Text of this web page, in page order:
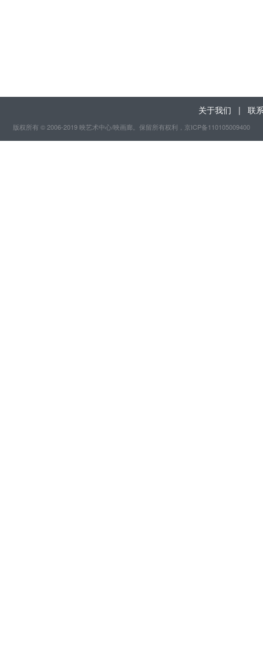
关于我们 | 联
版权所有 © 2006-2019 映艺术中心/映画廊。保留所有权利 ，京ICP备110105009400